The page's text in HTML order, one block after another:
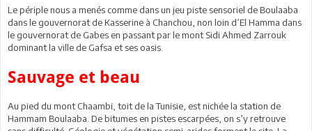
Le périple nous a menés comme dans un jeu piste sensoriel de Boulaaba
dans le gouvernorat de Kasserine à Chanchou, non loin d’El Hamma dans
le gouvernorat de Gabes en passant par le mont Sidi Ahmed Zarrouk
dominant la ville de Gafsa et ses oasis.
Sauvage et beau
Au pied du mont Chaambi, toit de la Tunisie, est nichée la station de
Hammam Boulaaba. De bitumes en pistes escarpées, on s’y retrouve